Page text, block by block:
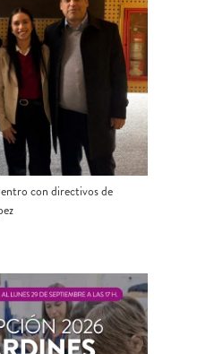
con directivos de